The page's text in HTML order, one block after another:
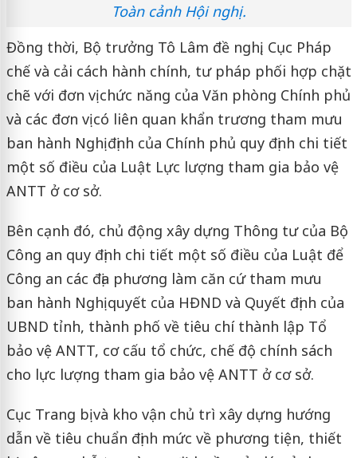
Toàn cảnh Hội nghị.
Đồng thời, Bộ trưởng Tô Lâm đề nghị, Cục Pháp
chế và cải cách hành chính, tư pháp phối hợp chặt
chẽ với đơn vị chức năng của Văn phòng Chính phủ
và các đơn vị có liên quan khẩn trương tham mưu
ban hành Nghị định của Chính phủ quy định chi tiết
một số điều của Luật Lực lượng tham gia bảo vệ
ANTT ở cơ sở.
Bên cạnh đó, chủ động xây dựng Thông tư của Bộ
Công an quy định chi tiết một số điều của Luật để
Công an các địa phương làm căn cứ tham mưu
ban hành Nghị quyết của HĐND và Quyết định của
UBND tỉnh, thành phố về tiêu chí thành lập Tổ
bảo vệ ANTT, cơ cấu tổ chức, chế độ chính sách
cho lực lượng tham gia bảo vệ ANTT ở cơ sở.
Cục Trang bị và kho vận chủ trì xây dựng hướng
dẫn về tiêu chuẩn định mức về phương tiện, thiết